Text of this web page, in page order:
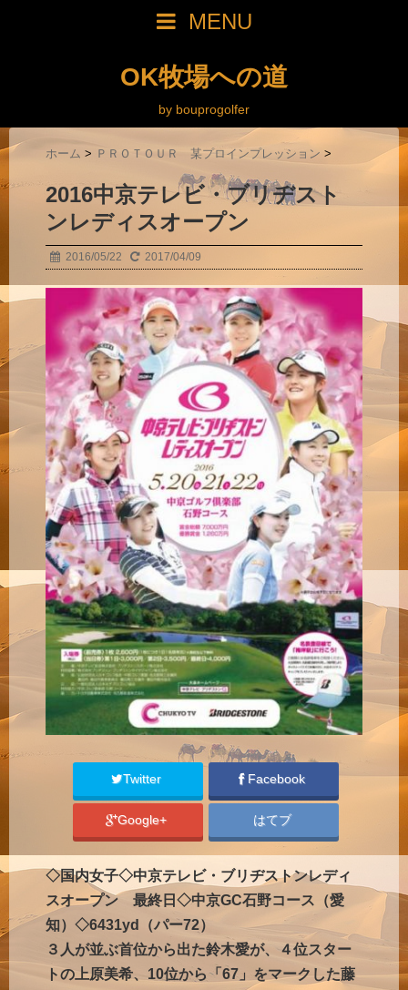
MENU
OK牧場への道
by bouprogolfer
ホーム > ＰＲＯＴＯＵＲ 某プロインプレッション >
2016中京テレビ・ブリヂスト
ンレディスオープン
2016/05/22 2017/04/09
Twitter Facebook
Google+ はてブ
◇国内女子◇中京テレビ・ブリヂストンレディ
スオープン 最終日◇中京GC石野コース（愛
知）◇6431yd（パー72）
３人が並ぶ首位から出た鈴木愛が、４位スター
トの上原美希、10位から「67」をマークした藤